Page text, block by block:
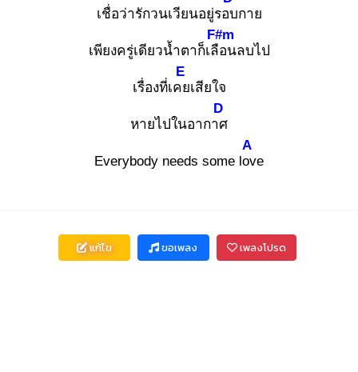
เชื่อว่ารักวนเวียนอยู่รอบกาย
เพียงครู่เดียวน้ำตาก็เลือ
F#m
นลบไป
เรื่องที่เคย
E
เสียใจ
หายไปในอากาศ
D
Everybody needs some lov
A
e
แก้ไข ขอเพลง เพลงโปรด